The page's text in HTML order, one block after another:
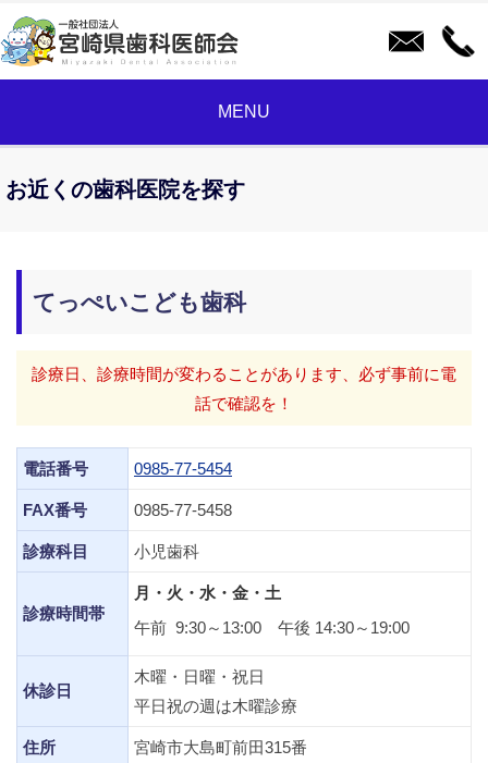
MENU
お近くの歯科医院を探す
てっぺいこども歯科
診療日、診療時間が変わることがあります、必ず事前に電
話で確認を！
電話番号 0985-77-5454
FAX番号 0985-77-5458
診療科目 小児歯科
診療時間帯
月・火・水・金・土
午前 9:30～13:00 午後 14:30～19:00
休診日
木曜・日曜・祝日
平日祝の週は木曜診療
住所 宮崎市大島町前田315番